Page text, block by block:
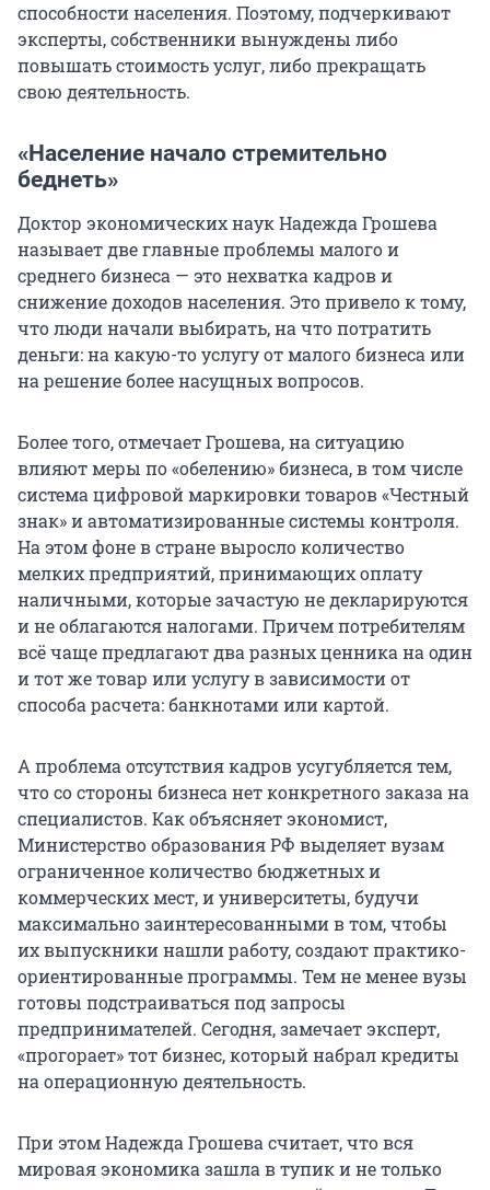
способности населения. Поэтому, подчеркивают
эксперты, собственники вынуждены либо
повышать стоимость услуг, либо прекращать
свою деятельность.
«Население начало стремительно
беднеть»
Доктор экономических наук Надежда Грошева
называет две главные проблемы малого и
среднего бизнеса — это нехватка кадров и
снижение доходов населения. Это привело к тому,
что люди начали выбирать, на что потратить
деньги: на какую-то услугу от малого бизнеса или
на решение более насущных вопросов.
Более того, отмечает Грошева, на ситуацию
влияют меры по «обелению» бизнеса, в том числе
система цифровой маркировки товаров «Честный
знак» и автоматизированные системы контроля.
На этом фоне в стране выросло количество
мелких предприятий, принимающих оплату
наличными, которые зачастую не декларируются
и не облагаются налогами. Причем потребителям
всё чаще предлагают два разных ценника на один
и тот же товар или услугу в зависимости от
способа расчета: банкнотами или картой.
А проблема отсутствия кадров усугубляется тем,
что со стороны бизнеса нет конкретного заказа на
специалистов. Как объясняет экономист,
Министерство образования РФ выделяет вузам
ограниченное количество бюджетных и
коммерческих мест, и университеты, будучи
максимально заинтересованными в том, чтобы
их выпускники нашли работу, создают практико-
ориентированные программы. Тем не менее вузы
готовы подстраиваться под запросы
предпринимателей. Сегодня, замечает эксперт,
«прогорает» тот бизнес, который набрал кредиты
на операционную деятельность.
При этом Надежда Грошева считает, что вся
мировая экономика зашла в тупик и не только